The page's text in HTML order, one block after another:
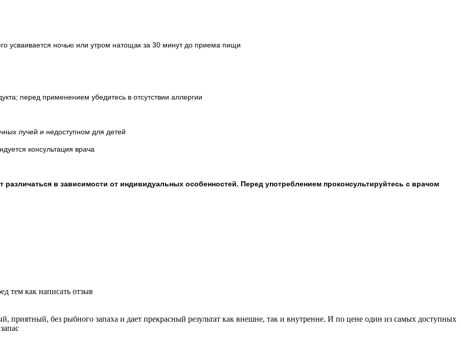
усваивается ночью или утром натощак за 30 минут до приема пищи
перед применением убедитесь в отсутствии аллергии
лучей и недоступном для детей
консультация врача
в зависимости от индивидуальных особенностей. Перед употреблением проконсультируйтесь с врачом
тем как написать отзыв
без рыбного запаха и дает прекрасный результат как внешне, так и внутренне. И по цене один из самых доступных